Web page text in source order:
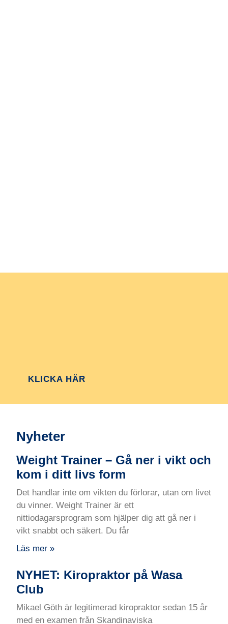
KLICKA HÄR
Nyheter
Weight Trainer – Gå ner i vikt och
kom i ditt livs form
Det handlar inte om vikten du förlorar, utan om livet
du vinner. Weight Trainer är ett
nittiodagarsprogram som hjälper dig att gå ner i
vikt snabbt och säkert. Du får
Läs mer »
NYHET: Kiropraktor på Wasa
Club
Mikael Göth är legitimerad kiropraktor sedan 15 år
med en examen från Skandinaviska